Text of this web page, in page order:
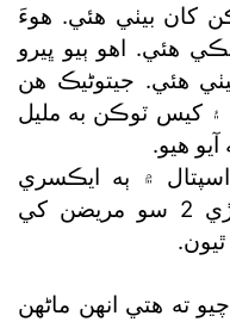
کان بيٺي هئي. هوءَ
هئي. اهو ٻيو ڀيرو
هئي. جيتوڻيڪ هن
۽ کيس ٽوڪن به مليل
هيو.
۾ ٻه ايڪسري
مشينون لڳل آهن جيڪي ڏهاڙي 2 سو مريضن کي
ته هتي انهن ماڻهن